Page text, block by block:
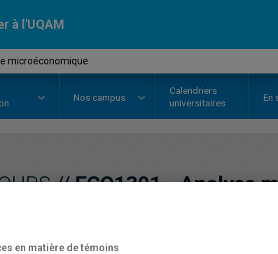
à l'UQAM
microéconomique
Nos campus
Calendriers
universitaires
En
// ECO1301-Analyse
en matière de témoins